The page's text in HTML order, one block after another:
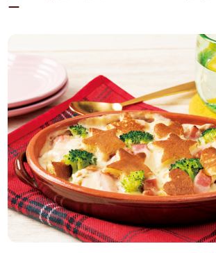
ー